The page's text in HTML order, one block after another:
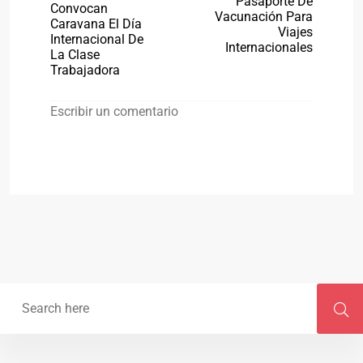
Convocan
Caravana El Día
Internacional De
La Clase
Trabajadora
Vacunación Para
Viajes
Internacionales
Escribir un comentario